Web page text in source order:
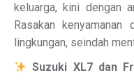
keluarga, kini dengan
Rasakan kenyamanan
lingkungan, seindah
Suzuki XL7 dan